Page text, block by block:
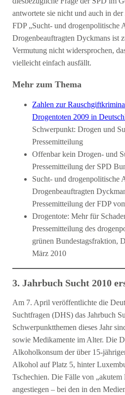
antwortete sie nicht und auch in
FDP „Sucht- und drogenpolitische
Drogenbeauftragten Dyckmans ist
Vermutung nicht widersprochen,
vielleicht einfach ausfällt.
Mehr zum Thema
Zahlen zur
Drogentoten 2009 in
Schwerpunkt: Drogen und
Pressemitteilung
Offenbar kein Drogen- und
Pressemitteilung der SPD
Sucht- und drogenpolitische
Drogenbeauftragten
Pressemitteilung der FDP
Drogentote: Mehr für
Pressemitteilung des
grünen Bundestagsfraktion,
März 2010
3. Jahrbuch Sucht 2010
Am 7. April veröffentlichte die
Suchtfragen (DHS) das Jahrbuch
Schwerpunktthemen dieses Jahr
sowie Medikamente im Alter. Die
Alkoholkonsum der über 15-
Alkohol auf Platz 5, hinter
Tschechien. Die Fälle von „akutem
angestiegen – bei den in den